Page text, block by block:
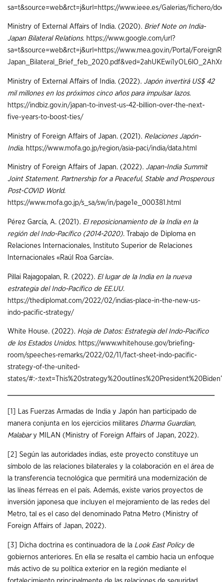
sa=t&source=web&rct=j&url=https://www.ieee.es/Galerias/fichero/
Ministry of External Affairs of India. (2020). Brief Note on India-
Japan Bilateral Relations. https://www.google.com/url?
sa=t&source=web&rct=j&url=https://www.mea.gov.in/Portal/
Ministry of External Affairs of India. (2022). Japón invertirá US$ 42
mil millones en los próximos cinco años para impulsar lazos.
https://indbiz.gov.in/japan-to-invest-us-42-billion-over-the-next-
five-years-to-boost-ties/
Ministry of Foreign Affairs of Japan. (2021). Relaciones Japón-
India. https://www.mofa.go.jp/region/asia-paci/india/data.html
Ministry of Foreign Affairs of Japan. (2022). Japan-India Summit
Joint Statement. Partnership for a Peaceful, Stable and Prosperous
Post-COVID World.
https://www.mofa.go.jp/s_sa/sw/in/page1e_000381.html
Pérez García, A. (2021). El reposicionamiento de la India en la
región del Indo-Pacífico (2014-2020). Trabajo de Diploma en
Relaciones Internacionales, Instituto Superior de Relaciones
Internacionales «Raúl Roa García».
Pillai Rajagopalan, R. (2022). El lugar de la India en la nueva
estrategia del Indo-Pacífico de EE.UU.
https://thediplomat.com/2022/02/indias-place-in-the-new-us-
indo-pacific-strategy/
White House. (2022). Hoja de Datos: Estrategia del Indo-Pacífico
de los Estados Unidos. https://www.whitehouse.gov/briefing-
room/speeches-remarks/2022/02/11/fact-sheet-indo-pacific-
strategy-of-the-united-
states/
[1]
Las Fuerzas Armadas de India y Japón han participado de
manera conjunta en los ejercicios militares Dharma Guardian,
Malabary MILAN (Ministry of Foreign Affairs of Japan, 2022).
[2]
Según las autoridades indias, este proyecto constituye un
símbolo de las relaciones bilaterales y la colaboración en el área de
la transferencia tecnológica que permitirá una modernización de
las líneas férreas en el país. Además, existe varios proyectos de
inversión japonesa que incluyen el mejoramiento de las redes del
Metro, tal es el caso del denominado Patna Metro (Ministry of
Foreign Affairs of Japan, 2022).
[3] Dicha doctrina es continuadora de la Look East Policyde
gobiernos anteriores. En ella se resalta el cambio hacia un enfoque
más activo de su política exterior en la región mediante el